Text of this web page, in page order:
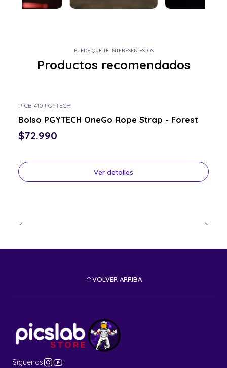
PUEDE QUE TE INTERESEN ESTOS
Productos recomendados
P-CB-410|PGYTECH
Bolso PGYTECH OneGo Rope Strap - Forest
$72.990
Ver detalles
VOLVER ARRIBA
Síguenos